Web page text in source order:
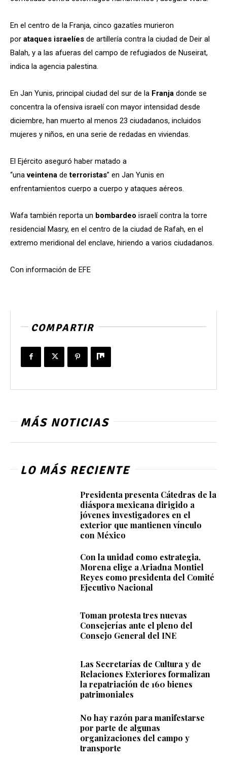
En el centro de la Franja, cinco gazatíes murieron
por ataques israelíes de artillería contra la ciudad de Deir al
Balah, y a las afueras del campo de refugiados de Nuseirat,
indica la agencia palestina.
En Jan Yunis, principal ciudad del sur de la Franja donde se
concentra la ofensiva israelí con mayor intensidad desde
diciembre, han muerto al menos 23 ciudadanos, incluidos
mujeres y niños, en una serie de redadas en viviendas.
El Ejército aseguró haber matado a
“unaveintena deterroristas” en Jan Yunis en
enfrentamientos cuerpo a cuerpo y ataques aéreos.
Wafa también reporta un bombardeo israelí contra la torre
residencial Masry, en el centro de la ciudad de Rafah, en el
extremo meridional del enclave, hiriendo a varios ciudadanos.
Con información de EFE
COMPARTIR
MÁS NOTICIAS
LO MÁS RECIENTE
Presidenta presenta Cátedras de la
diáspora mexicana dirigido a
jóvenes investigadores en el
exterior que mantienen vínculo
con México
Con la unidad como estrategia,
Morena elige a Ariadna Montiel
Reyes como presidenta del Comité
Ejecutivo Nacional
Toman protesta tres nuevas
Consejerías ante el pleno del
Consejo General del INE
Las Secretarías de Cultura y de
Relaciones Exteriores formalizan
la repatriación de 160 bienes
patrimoniales
No hay razón para manifestarse
por parte de algunas
organizaciones del campo y
transporte